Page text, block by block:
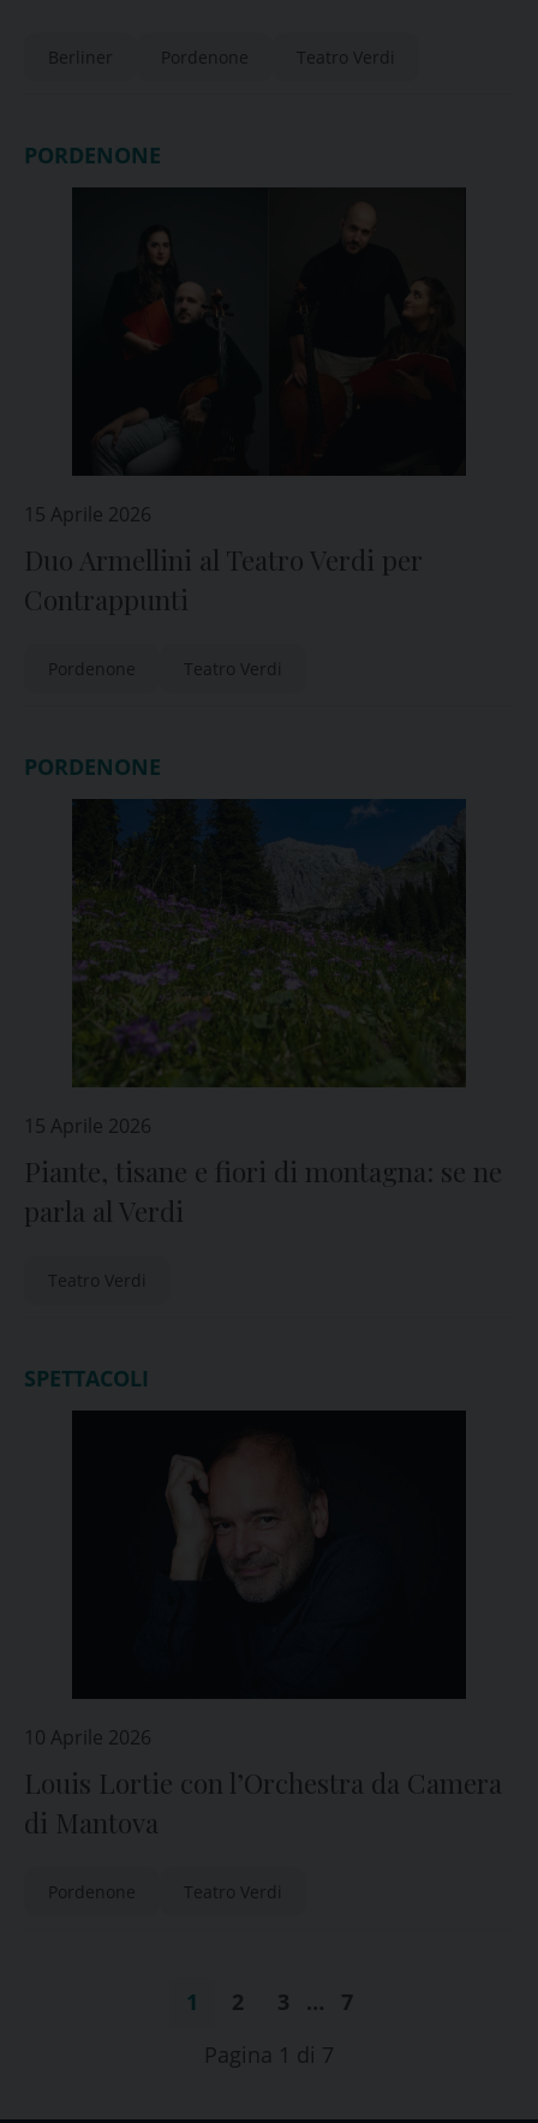
Berliner Pordenone Teatro Verdi
PORDENONE
15 Aprile 2026
Duo Armellini al Teatro Verdi per
Contrappunti
Pordenone Teatro Verdi
PORDENONE
15 Aprile 2026
Piante, tisane e fiori di montagna: se ne
parla al Verdi
Teatro Verdi
SPETTACOLI
10 Aprile 2026
Louis Lortie con l’Orchestra da Camera
di Mantova
Pordenone Teatro Verdi
1 2 3 …
7
Pagina 1 di 7